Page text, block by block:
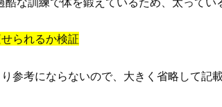
られるか検証
参考にならないので、大きく省略して記